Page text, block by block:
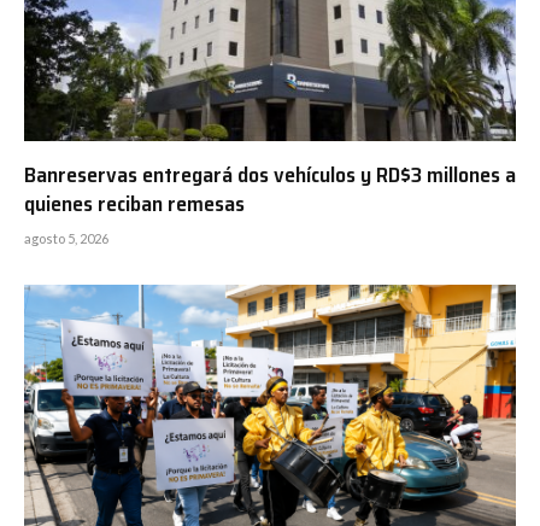
Banreservas entregará dos vehículos y RD$3 millones a
quienes reciban remesas
agosto 5, 2026